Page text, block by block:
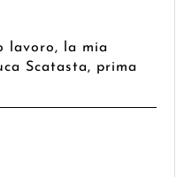
lavoro, la mia
Scatasta, prima